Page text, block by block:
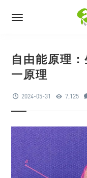
自由能原理
一原理
2024-05-31 7,125